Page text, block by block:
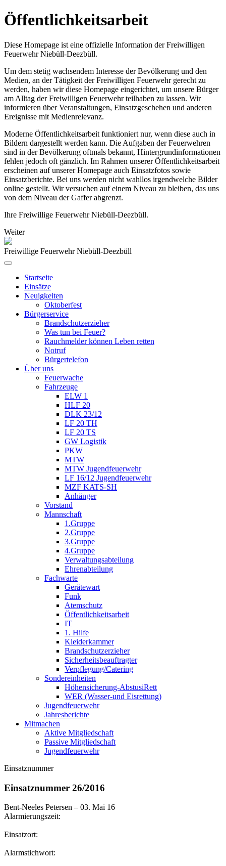
Öffentlichkeitsarbeit
Diese Homepage ist eine offizielle Information der Freiwilligen
Feuerwehr Niebüll-Deezbüll.
Um dem stetig wachsendem Interesse der Bevölkerung und den
Medien, an der Tätigkeit der Freiwilligen Feuerwehr gerecht zu
werden, haben wir diese Homepage eingerichtet, um unsere Bürger
am Alltag der Freiwilligen Feuerwehr teilhaben zu lassen. Wir
informieren über Veranstaltungen, Einsatzgeschehen und anderen
Ereignisse mit Medienrelevanz.
Moderne Öffentlichkeitsarbeit funktioniert nur, wenn diese auch in
Bildern dargestellt werden kann. Die Aufgaben der Feuerwehren
sind in der Bevölkerung oftmals bekannt, Hintergrundinformationen
fehlen jedoch oft gänzlich. Im Rahmen unserer Öffentlichkeitsarbeit
erscheinen auf unserer Homepage auch Einsatzfotos sowie
Einsatzberichte. Bei uns werden nicht wahllos irgendwelche Bilder
online gestellt. Wir versuchen auf einem Niveau zu bleiben, das uns
von dem Niveau der Gaffer abgrenzt.
Ihre Freiwillige Feuerwehr Niebüll-Deezbüll.
Weiter
Freiwillige Feuerwehr Niebüll-Deezbüll
Startseite
Einsätze
Neuigkeiten
Oktoberfest
Bürgerservice
Brandschutzerzieher
Was tun bei Feuer?
Rauchmelder können Leben retten
Notruf
Bürgertelefon
Über uns
Feuerwache
Fahrzeuge
ELW 1
HLF 20
DLK 23/12
LF 20 TH
LF 20 TS
GW Logistik
PKW
MTW
MTW Jugendfeuerwehr
LF 16/12 Jugendfeuerwehr
MZF KATS-SH
Anhänger
Vorstand
Mannschaft
1.Gruppe
2.Gruppe
3.Gruppe
4.Gruppe
Verwaltungsabteilung
Ehrenabteilung
Fachwarte
Gerätewart
Funk
Atemschutz
Öffentlichkeitsarbeit
IT
1. Hilfe
Kleiderkammer
Brandschutzerzieher
Sicherheitsbeauftragter
Verpflegung/Catering
Sondereinheiten
Höhensicherung-AbstusiRett
WER (Wasser-und Eisrettung)
Jugendfeuerwehr
Jahresberichte
Mitmachen
Aktive Mitgliedschaft
Passive Mitgliedschaft
Jugendfeuerwehr
Einsatznummer
Einsatznummer 26/2016
Bent-Neeles Petersen – 03. Mai 16
Alarmierungszeit:
Einsatzort:
Alarmstichwort: